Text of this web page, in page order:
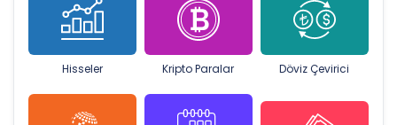
Hisseler Kripto Paralar Döviz Çevirici